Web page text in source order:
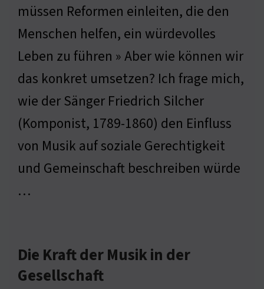
müssen Reformen einleiten, die den
Menschen helfen, ein würdevolles
Leben zu führen » Aber wie können wir
das konkret umsetzen? Ich frage mich,
wie der Sänger Friedrich Silcher
(Komponist, 1789-1860) den Einfluss
von Musik auf soziale Gerechtigkeit
und Gemeinschaft beschreiben würde
…
Die Kraft der Musik in der
Gesellschaft